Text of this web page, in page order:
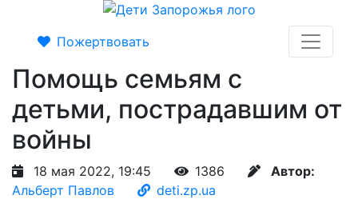
Пожертвовать
Помощь семьям с
детьми, пострадавшим от
войны
18 мая 2022, 19:45 1386
Автор:
Альберт Павлов
deti.zp.ua